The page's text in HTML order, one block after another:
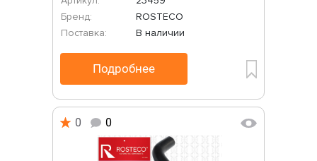
Бренд:
ROSTECO
Поставка:
В наличии
Подробнее
0 0